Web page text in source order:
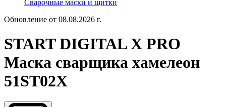
Сварочные маски и щитки
Обновление от 08.08.2026 г.
START DIGITAL X PRO
Маска сварщика хамелеон
51ST02X